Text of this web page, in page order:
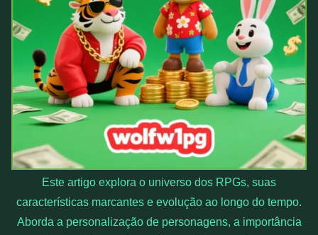
Este artigo explora o universo dos RPGs, suas
características marcantes e evolução ao longo do tempo.
Aborda a personalização de personagens, a importância